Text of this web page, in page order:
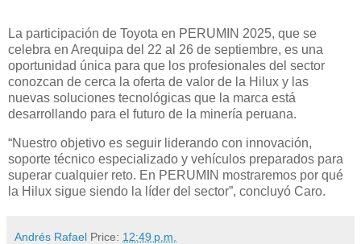
La participación de Toyota en PERUMIN 2025, que se
celebra en Arequipa del 22 al 26 de septiembre, es una
oportunidad única para que los profesionales del sector
conozcan de cerca la oferta de valor de la Hilux y las
nuevas soluciones tecnológicas que la marca está
desarrollando para el futuro de la minería peruana.
“Nuestro objetivo es seguir liderando con innovación,
soporte técnico especializado y vehículos preparados para
superar cualquier reto. En PERUMIN mostraremos por qué
la Hilux sigue siendo la líder del sector”, concluyó Caro.
Andrés Rafael Price: 12:49 p.m.